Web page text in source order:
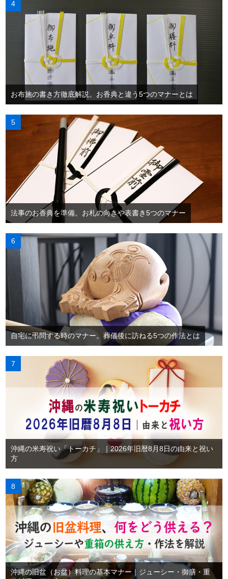
お布施の書き方徹底解説。お香典と違う5つのマナーとは
法事のお香典を準備。お札の向きや表書き5つのマナー
自宅に弔問する時のマナー。葬儀後に訪ねる5つの作法とは
沖縄の米寿祝い「トーカチ」｜2026年旧暦8月8日の由来と祝い
方
沖縄の旧盆（お盆）料理の基本マナー｜ジューシー・御膳・重